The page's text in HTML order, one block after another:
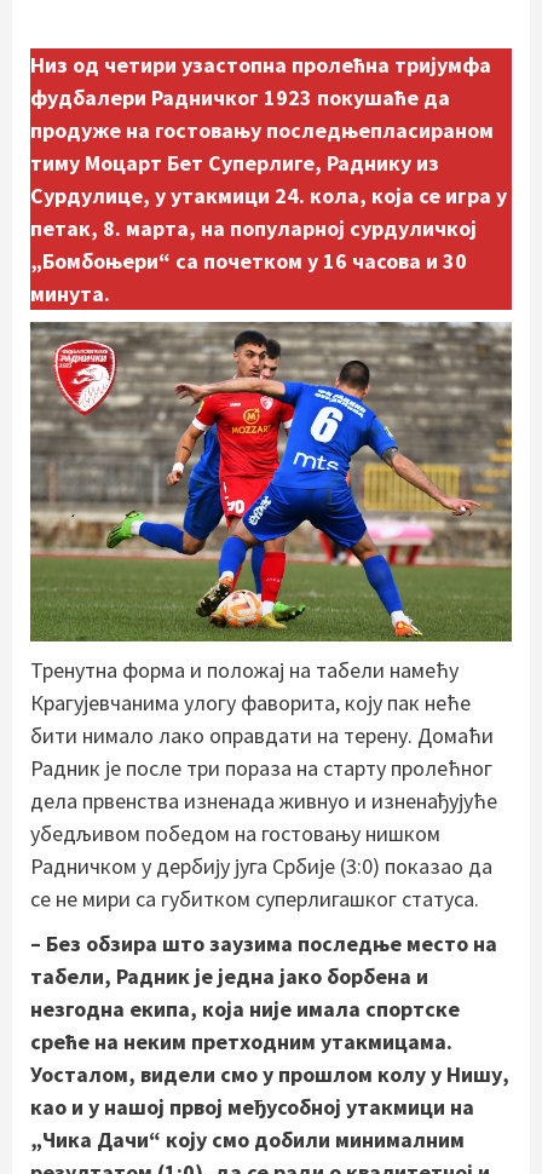
Низ од четири узастопна пролећна тријумфа
фудбалери Радничког 1923 покушаће да
продуже на гостовању последњепласираном
тиму Моцарт Бет Суперлиге, Раднику из
Сурдулице, у утакмици 24. кола, која се игра у
петак, 8. марта, на популарној сурдуличкој
„Бомбоњери“ са почетком у 16 часова и 30
минута.
Тренутна форма и положај на табели намећу
Крагујевчанима улогу фаворита, коју пак неће
бити нимало лако оправдати на терену. Домаћи
Радник је после три пораза на старту пролећног
дела првенства изненада живнуо и изненађујуће
убедљивом победом на гостовању нишком
Радничком у дербију југа Србије (3:0) показао да
се не мири са губитком суперлигашког статуса.
– Без обзира што заузима последње место на
табели, Радник је једна јако борбена и
незгодна екипа, која није имала спортске
среће на неким претходним утакмицама.
Уосталом, видели смо у прошлом колу у Нишу,
као и у нашој првој међусобној утакмици на
„Чика Дачи“ коју смо добили минималним